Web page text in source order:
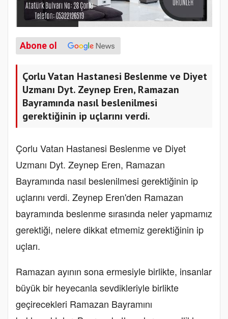
Abone ol
Çorlu Vatan Hastanesi Beslenme ve Diyet
Uzmanı Dyt. Zeynep Eren, Ramazan
Bayramında nasıl beslenilmesi
gerektiğinin ip uçlarını verdi.
Çorlu Vatan Hastanesi Beslenme ve Diyet
Uzmanı Dyt. Zeynep Eren, Ramazan
Bayramında nasıl beslenilmesi gerektiğinin ip
uçlarını verdi. Zeynep Eren'den Ramazan
bayramında beslenme sırasında neler yapmamız
gerektiği, nelere dikkat etmemiz gerektiğinin ip
uçları.
Ramazan ayının sona ermesiyle birlikte, insanlar
büyük bir heyecanla sevdikleriyle birlikte
geçirecekleri Ramazan Bayramını